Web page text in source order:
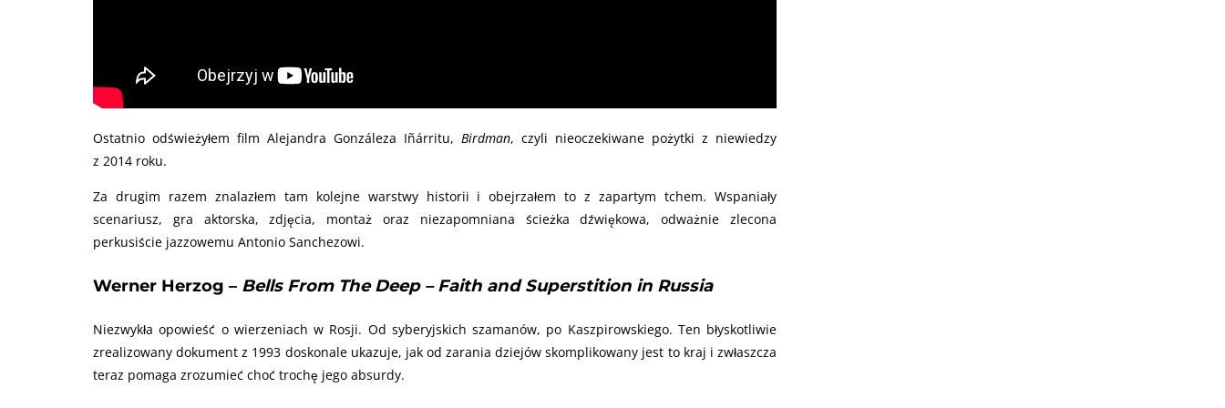
Ostatnio odświeżyłem film Alejandra Gonzáleza Iñárritu, Birdman, czyli nieoczekiwane pożytki z niewiedzy
z 2014 roku.
Za drugim razem znalazłem tam kolejne warstwy historii i obejrzałem to z zapartym tchem. Wspaniały
scenariusz, gra aktorska, zdjęcia, montaż oraz niezapomniana ścieżka dźwiękowa, odważnie zlecona
perkusiście jazzowemu Antonio Sanchezowi.
Werner Herzog – Bells From The Deep – Faith and Superstition in Russia
Niezwykła opowieść o wierzeniach w Rosji. Od syberyjskich szamanów, po Kaszpirowskiego. Ten błyskotliwie
zrealizowany dokument z 1993 doskonale ukazuje, jak od zarania dziejów skomplikowany jest to kraj i zwłaszcza
teraz pomaga zrozumieć choć trochę jego absurdy.